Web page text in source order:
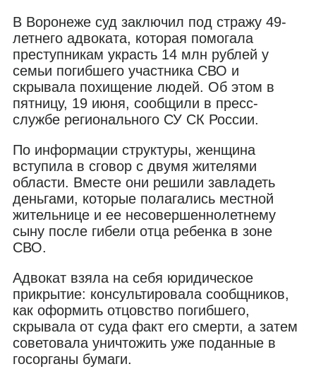
В Воронеже суд заключил под стражу 49-
летнего адвоката, которая помогала
преступникам украсть 14 млн рублей у
семьи погибшего участника СВО и
скрывала похищение людей. Об этом в
пятницу, 19 июня, сообщили в пресс-
службе регионального СУ СК России.
По информации структуры, женщина
вступила в сговор с двумя жителями
области. Вместе они решили завладеть
деньгами, которые полагались местной
жительнице и ее несовершеннолетнему
сыну после гибели отца ребенка в зоне
СВО.
Адвокат взяла на себя юридическое
прикрытие: консультировала сообщников,
как оформить отцовство погибшего,
скрывала от суда факт его смерти, а затем
советовала уничтожить уже поданные в
госорганы бумаги.